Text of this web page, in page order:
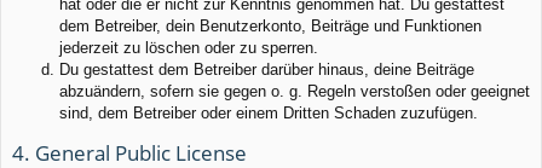
hat oder die er nicht zur Kenntnis genommen hat. Du gestattest
dem Betreiber, dein Benutzerkonto, Beiträge und Funktionen
jederzeit zu löschen oder zu sperren.
Du gestattest dem Betreiber darüber hinaus, deine Beiträge
abzuändern, sofern sie gegen o. g. Regeln verstoßen oder geeignet
sind, dem Betreiber oder einem Dritten Schaden zuzufügen.
4. General Public License